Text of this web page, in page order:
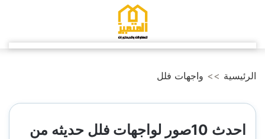
المحتوى
الرئيسية >> واجهات فلل
احدث 10صور لواجهات فلل حديثه من